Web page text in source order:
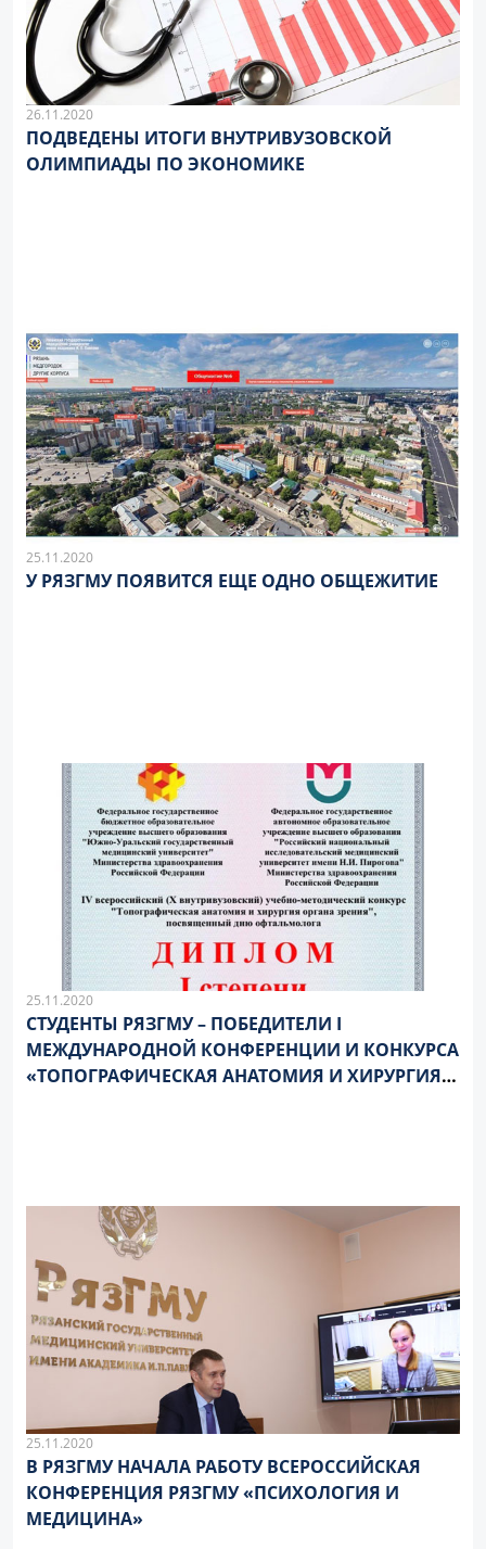
26.11.2020
ПОДВЕДЕНЫ ИТОГИ ВНУТРИВУЗОВСКОЙ
ОЛИМПИАДЫ ПО ЭКОНОМИКЕ
25.11.2020
У РЯЗГМУ ПОЯВИТСЯ ЕЩЕ ОДНО ОБЩЕЖИТИЕ
25.11.2020
СТУДЕНТЫ РЯЗГМУ – ПОБЕДИТЕЛИ I
МЕЖДУНАРОДНОЙ КОНФЕРЕНЦИИ И КОНКУРСА
«ТОПОГРАФИЧЕСКАЯ АНАТОМИЯ И ХИРУРГИЯ
25.11.2020
В РЯЗГМУ НАЧАЛА РАБОТУ ВСЕРОССИЙСКАЯ
КОНФЕРЕНЦИЯ РЯЗГМУ «ПСИХОЛОГИЯ И
МЕДИЦИНА»